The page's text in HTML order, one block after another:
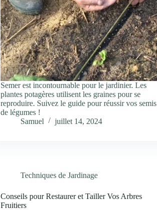
Semer est incontournable pour le jardinier. Les
plantes potagères utilisent les graines pour se
reproduire. Suivez le guide pour réussir vos semis
de légumes !
Samuel
juillet 14, 2024
Techniques de Jardinage
Conseils pour Restaurer et Tailler Vos Arbres
Fruitiers